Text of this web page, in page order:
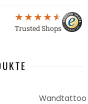
Trusted Shops
Wandtattoo